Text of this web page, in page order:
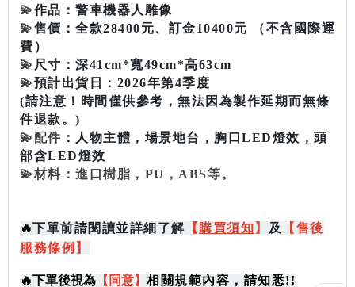
💫作品：警車機器人雕像
💫售價：全款28400元、訂金10400元 （不含國際運
費）
💫 尺寸：深41cm*寬49cm*高63cm
💫預計出貨日：2026年第4季度
(請注意！時間僅供參考，無法因為製作延期而無條
件退款。)
💫配件 ：人物主體，場景地台，胸口LED燈效，頭
部含LED燈效
💫材料：進口樹脂，PU，ABS等。
🔥下單前請閱讀並詳細了解 【 購買須知 】 及
【售後
服務條例】
🔥下單後視為 【同意】 相關規範內容，請知悉!!